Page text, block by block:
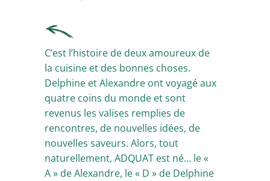
C’est l’histoire de deux amoureux de
la cuisine et des bonnes choses.
Delphine et Alexandre ont voyagé aux
quatre coins du monde et sont
revenus les valises remplies de
rencontres, de nouvelles idées, de
nouvelles saveurs. Alors, tout
naturellement, ADQUAT est né… le «
A » de Alexandre, le « D » de Delphine